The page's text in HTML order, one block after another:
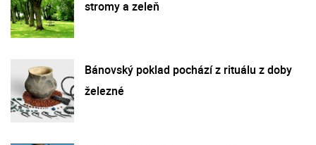
stromy a zeleň
Bánovský poklad pochází z rituálu z doby
železné